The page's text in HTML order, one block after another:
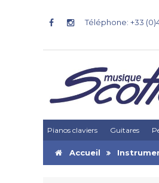
Téléphone: +33
Pianos claviers Guitares
Accueil